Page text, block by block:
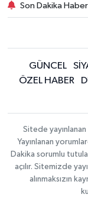
Son Dakika
GÜNCEL
ÖZEL HABER
Sitede
Yayınlanan
Dakika sorumlu
açılır. Sitemizde
alınmaksızın